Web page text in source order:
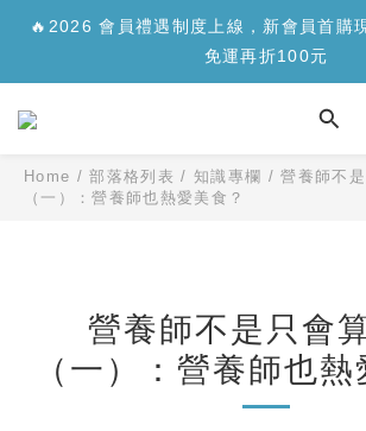
✨【新品上市】合生元樂醣版您的每日「
安心面對精緻澱糖>>>
🔥2026 會員禮遇制度上線，新會員首購
免運再折100元
✨【新品上市】合生元樂醣版您的每日「
Home /部落格列表 / 知識專欄 /營養師不
（一）：營養師也熱愛美食？
營養師不是只會
（一）：營養師也熱